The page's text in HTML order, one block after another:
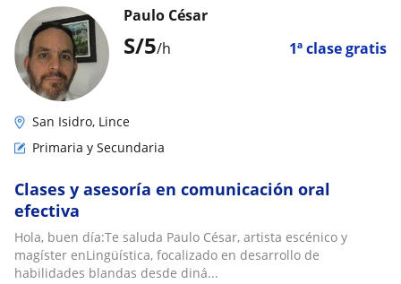
S/5/h 1ª clase gratis
Paulo César
San Isidro, Lince
Primaria y Secundaria
Clases y asesoría en comunicación oral
efectiva
Hola, buen día:Te saluda Paulo César, artista escénico y
magíster enLingüística, focalizado en desarrollo de
habilidades blandas desde diná...